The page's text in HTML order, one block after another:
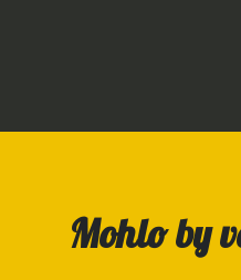
Mohlo by